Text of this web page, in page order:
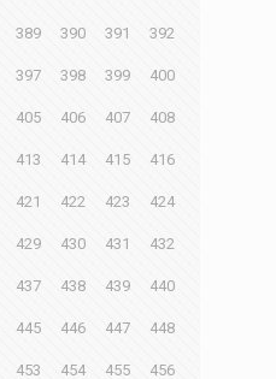
389 390 391 392
397 398 399 400
405 406 407 408
413 414 415 416
421 422 423 424
429 430 431 432
437 438 439 440
445 446 447 448
453 454 455 456